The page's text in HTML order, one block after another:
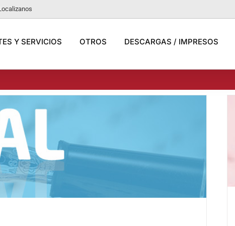
Y SERVICIOS OTROS DESCARGAS / IMPRESOS
comisiones.